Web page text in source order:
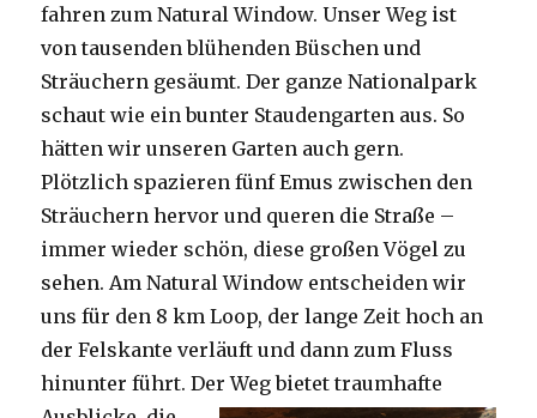
fahren zum Natural Window. Unser Weg ist
von tausenden blühenden Büschen und
Sträuchern gesäumt. Der ganze Nationalpark
schaut wie ein bunter Staudengarten aus. So
hätten wir unseren Garten auch gern.
Plötzlich spazieren fünf Emus zwischen den
Sträuchern hervor und queren die Straße –
immer wieder schön, diese großen Vögel zu
sehen. Am Natural Window entscheiden wir
uns für den 8 km Loop, der lange Zeit hoch an
der Felskante verläuft und dann zum Fluss
hinunter führt. Der Weg bietet traumhafte